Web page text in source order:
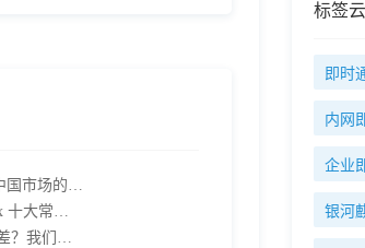
Slack国内可以直接用吗？Slack 在中国市场的使用现状及替代方案探讨
办公协同即时沟通交流工具：J2L3x 十大常用具体功能介绍
企业整体协作合力不足？部门协同差？我们来帮您攻破！
标签云
即时
内网
企业
银河